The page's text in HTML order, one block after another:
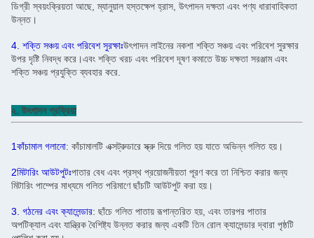
ডিগ্রী স্বয়ংক্রিয়তা আছে, ম্যানুয়াল হস্তক্ষেপ হ্রাস, উৎপাদন দক্ষতা এবং পণ্য ধারাবাহিকতা
উন্নত।
4. শক্তি সঞ্চয় এবং পরিবেশ সুরক্ষাঃউৎপাদন লাইনের নকশা শক্তি সঞ্চয় এবং পরিবেশ সুরক্ষার
উপর দৃষ্টি নিবদ্ধ করে।এবং শক্তি খরচ এবং পরিবেশ দূষণ কমাতে উচ্চ দক্ষতা সরঞ্জাম এবং
শক্তি সঞ্চয় প্রযুক্তি ব্যবহার করে.
২. উৎপাদন প্রক্রিয়া
1কাঁচামাল গলানো: কাঁচামালটি এক্সট্রুডারে স্ক্রু দিয়ে গলিত হয় যাতে অভিন্ন গলিত হয়।
2মিটারিং আউটপুটঃপাতার বেধ এবং প্রস্থ প্রয়োজনীয়তা পূরণ করে তা নিশ্চিত করার জন্য
মিটারিং পাম্পের মাধ্যমে গলিত পরিমাণে ছাঁচটি আউটপুট করা হয়।
3. গঠনের এবং ক্যালেন্ডার: ছাঁচে গলিত পাতায় রূপান্তরিত হয়, এবং তারপর পাতার
অপটিক্যাল এবং যান্ত্রিক বৈশিষ্ট্য উন্নত করার জন্য একটি তিন রোল ক্যালেন্ডার দ্বারা পৃষ্ঠটি